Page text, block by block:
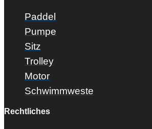
Paddel
Pumpe
Sitz
Trolley
Motor
Schwimmweste
Rechtliches